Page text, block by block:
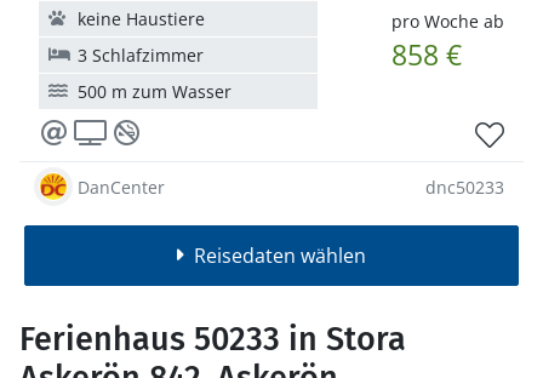
pro Woche ab
858 €
keine Haustiere
3 Schlafzimmer
500 m zum Wasser
DanCenter dnc50233
Reisedaten wählen
Ferienhaus 50233 in Stora